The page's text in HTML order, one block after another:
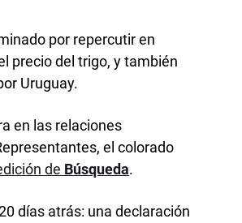
por repercutir en
precio del trigo, y también
Uruguay.
en las relaciones
el colorado
de Búsqueda.
días atrás: una declaración